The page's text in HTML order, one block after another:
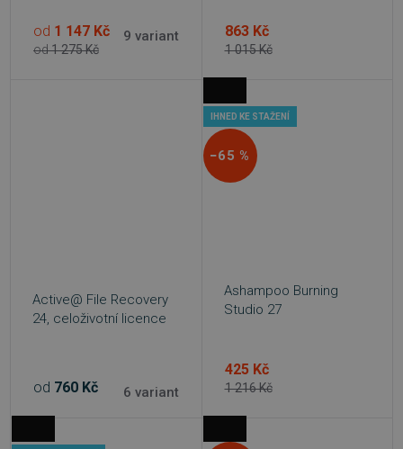
od1 275 Kč
od 1 147 Kč 9 variant
1 015 Kč
863 Kč
Active@ File Recovery
24, celoživotní licence
od 760 Kč 6 variant
IHNED KE STAŽENÍ
−65 %
Ashampoo Burning
Studio 27
1 216 Kč
425 Kč